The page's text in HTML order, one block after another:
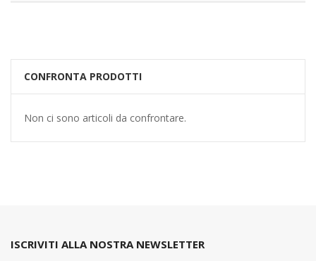
CONFRONTA PRODOTTI
Non ci sono articoli da confrontare.
ISCRIVITI ALLA NOSTRA NEWSLETTER